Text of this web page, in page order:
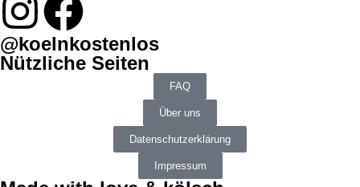
@koelnkostenlos
Nützliche Seiten
FAQ
Über uns
Datenschutzerklärung
Impressum